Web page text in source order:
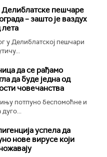
пешчаре
– зашто је ваздух
лета
у Делиблатској пешчари
да се рађамо
да буде једна од
човечанства
потпуно беспомоћне и
дуго...
успела да
нове вирусе који